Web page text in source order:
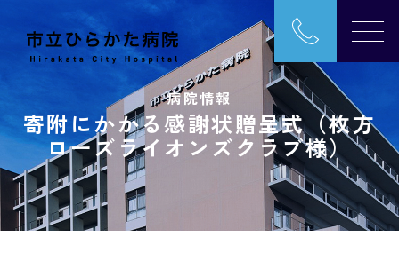
病院情報
寄附にかかる感謝状贈呈式（枚方
ローズライオンズクラブ様）